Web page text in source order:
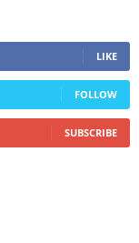
LIKE
FOLLOW
SUBSCRIBE